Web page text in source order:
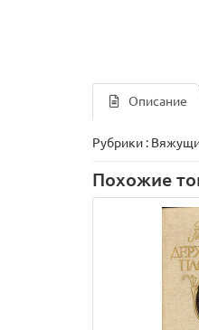
Описание
Рубрики :
Похожие